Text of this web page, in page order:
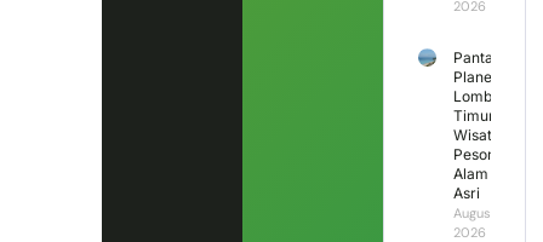
2026
Pantai
Planet
Lombok
Timur,
Wisata
Pesona
Alam
Asri
August 1,
2026